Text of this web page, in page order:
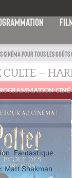
POUR TOUS LES GOÛTS
CINÉ
Fantastique
Matt Shakman